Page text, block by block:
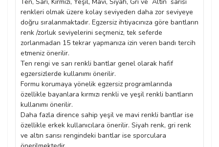
renkleri olmak üzere kolay seviyeden daha zor seviyeye
doğru sıralanmaktadır. Egzersiz ihtiyacınıza göre bantların
renk /zorluk seviyelerini seçmeniz, tek seferde
zorlanmadan 15 tekrar yapmanıza izin veren bandı tercih
etmeniz önerilir.
Ten rengi ve sarı renkli bantlar genel olarak hafif
egzersizlerde kullanımı önerilir.
Formu korumaya yönelik egzersiz programlarında
özellikle bayanlara kırmızı renkli ve yeşil renkli bantların
kullanımı önerilir.
Daha fazla dirence sahip yeşil ve mavi renkli bantlar ise
özellikle erkek kullanıcılara önerilir. Siyah renk, gri renk
ve altın sarısı rengindeki bantlar ise sporculara